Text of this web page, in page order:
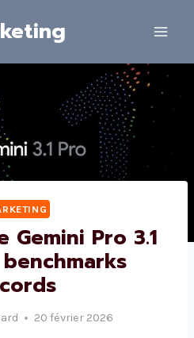
Gemini Pro 3.1
20 février 2026